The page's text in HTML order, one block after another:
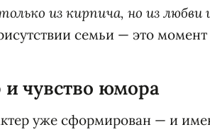
из кирпича, но из любви
семьи — это
и чувство юмора
уже сформирован — и